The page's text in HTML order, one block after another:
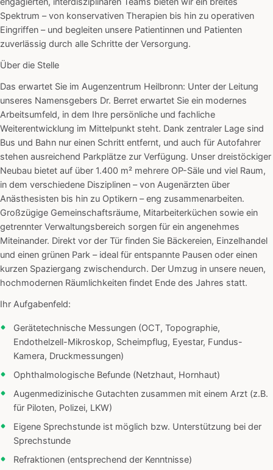
Spektrum – von konservativen Therapien bis hin zu operativen
Eingriffen – und begleiten unsere Patientinnen und Patienten
zuverlässig durch alle Schritte der Versorgung.
Über die Stelle
Das erwartet Sie im Augenzentrum Heilbronn: Unter der Leitung
unseres Namensgebers Dr. Berret erwartet Sie ein modernes
Arbeitsumfeld, in dem Ihre persönliche und fachliche
Weiterentwicklung im Mittelpunkt steht. Dank zentraler Lage sind
Bus und Bahn nur einen Schritt entfernt, und auch für Autofahrer
stehen ausreichend Parkplätze zur Verfügung. Unser dreistöckiger
Neubau bietet auf über 1.400 m² mehrere OP-Säle und viel Raum,
in dem verschiedene Disziplinen – von Augenärzten über
Anästhesisten bis hin zu Optikern – eng zusammenarbeiten.
Großzügige Gemeinschaftsräume, Mitarbeiterküchen sowie ein
getrennter Verwaltungsbereich sorgen für ein angenehmes
Miteinander. Direkt vor der Tür finden Sie Bäckereien, Einzelhandel
und einen grünen Park – ideal für entspannte Pausen oder einen
kurzen Spaziergang zwischendurch. Der Umzug in unsere neuen,
hochmodernen Räumlichkeiten findet Ende des Jahres statt.
Ihr Aufgabenfeld:
Gerätetechnische Messungen (OCT, Topographie,
Endothelzell-Mikroskop, Scheimpflug, Eyestar, Fundus-
Kamera, Druckmessungen)
Ophthalmologische Befunde (Netzhaut, Hornhaut)
Augenmedizinische Gutachten zusammen mit einem Arzt (z.B.
für Piloten, Polizei, LKW)
Eigene Sprechstunde ist möglich bzw. Unterstützung bei der
Sprechstunde
Refraktionen (entsprechend der Kenntnisse)